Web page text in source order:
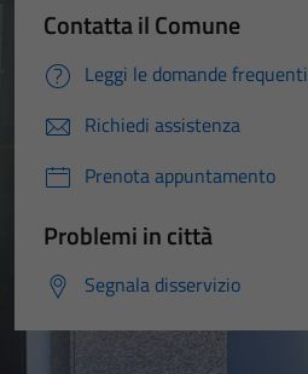
Contatta il Comune
Leggi le domande frequenti
Richiedi assistenza
Prenota appuntamento
Problemi in città
Segnala disservizio